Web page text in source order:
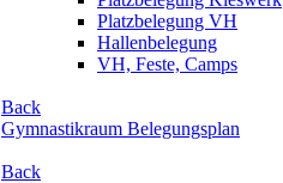
Platzbelegung VH
Hallenbelegung
VH, Feste, Camps
Back
Gymnastikraum Belegungsplan
Back